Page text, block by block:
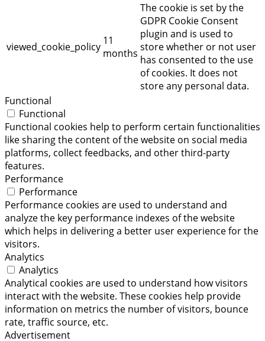
viewed_cookie_policy 11
months
The cookie is set by the
GDPR Cookie Consent
plugin and is used to
store whether or not user
has consented to the use
of cookies. It does not
store any personal data.
Functional
Functional
Functional cookies help to perform certain functionalities
like sharing the content of the website on social media
platforms, collect feedbacks, and other third-party
features.
Performance
Performance
Performance cookies are used to understand and
analyze the key performance indexes of the website
which helps in delivering a better user experience for the
visitors.
Analytics
Analytics
Analytical cookies are used to understand how visitors
interact with the website. These cookies help provide
information on metrics the number of visitors, bounce
rate, traffic source, etc.
Advertisement